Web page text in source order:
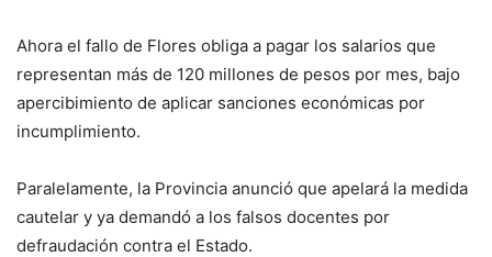
Ahora el fallo de Flores obliga a pagar los salarios que
representan más de 120 millones de pesos por mes, bajo
apercibimiento de aplicar sanciones económicas por
incumplimiento.
Paralelamente, la Provincia anunció que apelará la medida
cautelar y ya demandó a los falsos docentes por
defraudación contra el Estado.